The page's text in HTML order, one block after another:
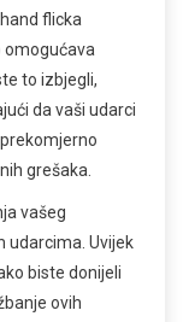
flicka
omogućava
to izbjegli,
da vaši udarci
grešaka.
vašeg
udarcima. Uvijek
biste donijeli
ovih